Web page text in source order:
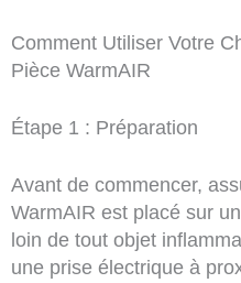
Comment Utiliser Votre
Pièce WarmAIR
Étape 1 : Préparation
Avant de commencer,
WarmAIR est placé sur
loin de tout objet
une prise électrique à